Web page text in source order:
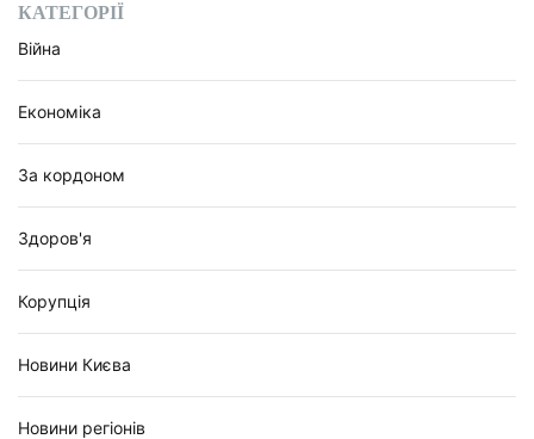
КАТЕГОРІЇ
Війна
Економіка
За кордоном
Здоров'я
Корупція
Новини Києва
Новини регіонів